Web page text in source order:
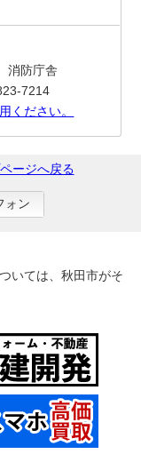
消防庁舎
7214
ください。
ページへ戻る
ォン
いては、秋田市がそ